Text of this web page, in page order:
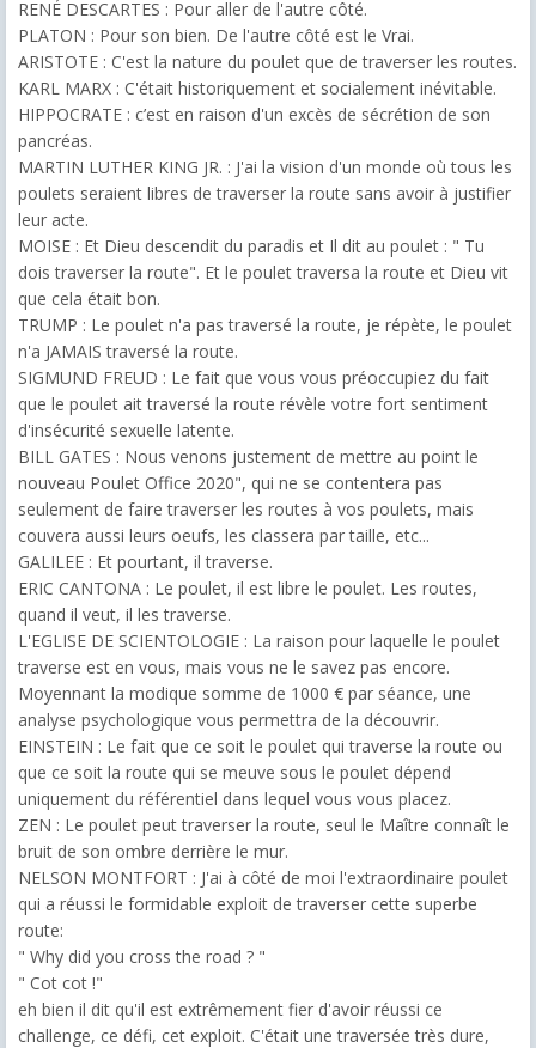
RENÉ DESCARTES : Pour aller de l'autre côté.
PLATON : Pour son bien. De l'autre côté est le Vrai.
ARISTOTE : C'est la nature du poulet que de traverser les routes.
KARL MARX : C'était historiquement et socialement inévitable.
HIPPOCRATE : c’est en raison d'un excès de sécrétion de son
pancréas.
MARTIN LUTHER KING JR. : J'ai la vision d'un monde où tous les
poulets seraient libres de traverser la route sans avoir à justifier
leur acte.
MOISE : Et Dieu descendit du paradis et Il dit au poulet : " Tu
dois traverser la route". Et le poulet traversa la route et Dieu vit
que cela était bon.
TRUMP : Le poulet n'a pas traversé la route, je répète, le poulet
n'a JAMAIS traversé la route.
SIGMUND FREUD : Le fait que vous vous préoccupiez du fait
que le poulet ait traversé la route révèle votre fort sentiment
d'insécurité sexuelle latente.
BILL GATES : Nous venons justement de mettre au point le
nouveau Poulet Office 2020", qui ne se contentera pas
seulement de faire traverser les routes à vos poulets, mais
couvera aussi leurs oeufs, les classera par taille, etc...
GALILEE : Et pourtant, il traverse.
ERIC CANTONA : Le poulet, il est libre le poulet. Les routes,
quand il veut, il les traverse.
L'EGLISE DE SCIENTOLOGIE : La raison pour laquelle le poulet
traverse est en vous, mais vous ne le savez pas encore.
Moyennant la modique somme de 1000 € par séance, une
analyse psychologique vous permettra de la découvrir.
EINSTEIN : Le fait que ce soit le poulet qui traverse la route ou
que ce soit la route qui se meuve sous le poulet dépend
uniquement du référentiel dans lequel vous vous placez.
ZEN : Le poulet peut traverser la route, seul le Maître connaît le
bruit de son ombre derrière le mur.
NELSON MONTFORT : J'ai à côté de moi l'extraordinaire poulet
qui a réussi le formidable exploit de traverser cette superbe
route:
" Why did you cross the road ? "
" Cot cot !"
eh bien il dit qu'il est extrêmement fier d'avoir réussi ce
challenge, ce défi, cet exploit. C'était une traversée très dure,